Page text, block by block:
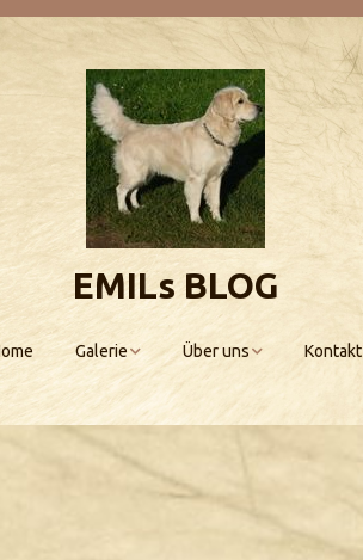
EMILs BLOG
Galerie
Emils Kinderstube
Über uns Kontakt